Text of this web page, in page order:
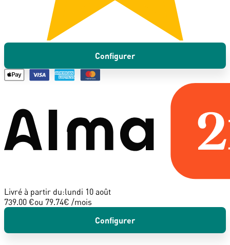
Configurer
Livré à partir du:lundi 10 août
739.00 €ou 79.74€ /mois
Configurer